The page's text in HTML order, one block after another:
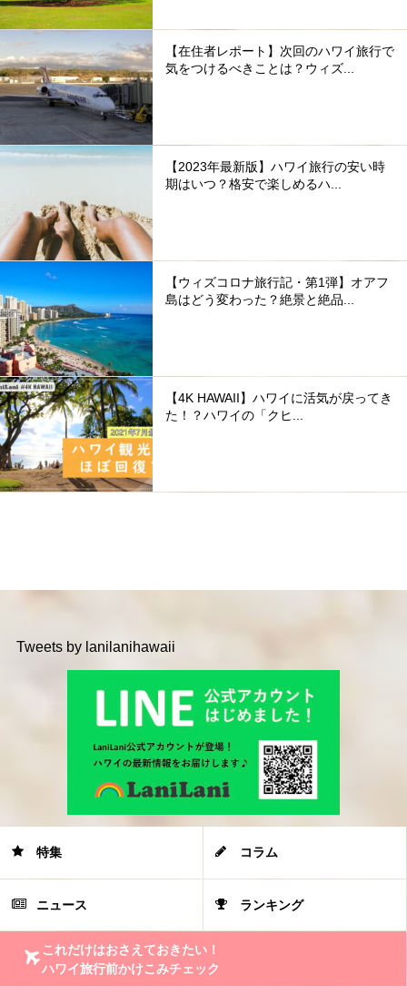
【在住者レポート】次回のハワイ旅行で
気をつけるべきことは？ウィズ...
【2023年最新版】ハワイ旅行の安い時
期はいつ？格安で楽しめるハ...
【ウィズコロナ旅行記・第1弾】オアフ
島はどう変わった？絶景と絶品...
【4K HAWAII】ハワイに活気が戻ってき
た！？ハワイの「クヒ...
Tweets by lanilanihawaii
特集 コラム
ニュース ランキング
これだけはおさえておきたい！
ハワイ旅行前かけこみチェック